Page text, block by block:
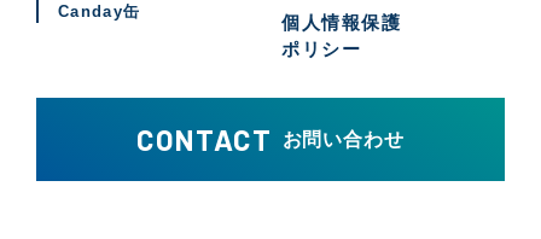
Canday缶
個人情報保護
ポリシー
CONTACT お問い合わせ